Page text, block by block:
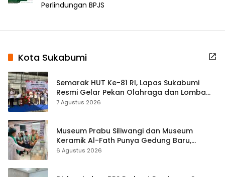
Perlindungan BPJS
Kota Sukabumi
Semarak HUT Ke-81 RI, Lapas Sukabumi
Resmi Gelar Pekan Olahraga dan Lomba
Tradisional
7 Agustus 2026
Museum Prabu Siliwangi dan Museum
Keramik Al-Fath Punya Gedung Baru,
Hampir 500 Koleksi Dipisahkan
6 Agustus 2026